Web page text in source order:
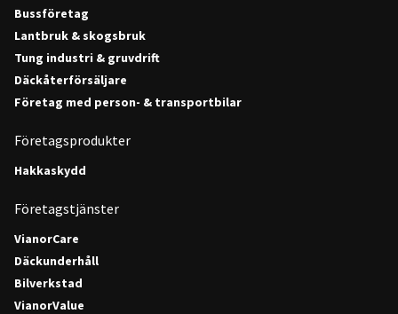
Bussföretag
Lantbruk & skogsbruk
Tung industri & gruvdrift
Däckåterförsäljare
Företag med person- & transportbilar
Företagsprodukter
Hakkaskydd
Företagstjänster
VianorCare
Däckunderhåll
Bilverkstad
VianorValue